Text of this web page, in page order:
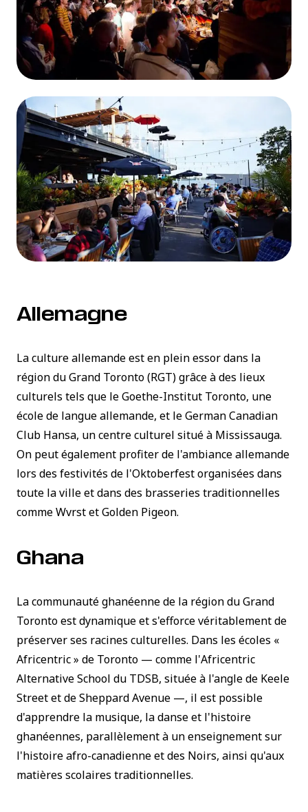
Allemagne
La culture allemande est en plein essor dans la
région du Grand Toronto (RGT) grâce à des lieux
culturels tels que leGoethe-Institut Toronto, une
école de langue allemande, et leGerman Canadian
Club Hansa, un centre culturel situé à Mississauga.
On peut également profiter de l'ambiance allemande
lors des festivités de l'Oktoberfest organisées dans
toute la ville et dans des brasseries traditionnelles
comme Wvrst et Golden Pigeon.
Ghana
La communauté ghanéenne de la région du Grand
Toronto est dynamique et s'efforce véritablement de
préserver ses racines culturelles. Dans les écoles «
Africentric » de Toronto — comme l'Africentric
Alternative School du TDSB, située à l'angle de Keele
Street et de Sheppard Avenue —, il est possible
d'apprendre la musique, la danse et l'histoire
ghanéennes, parallèlement à un enseignement sur
l'histoire afro-canadienne et des Noirs, ainsi qu'aux
matières scolaires traditionnelles.